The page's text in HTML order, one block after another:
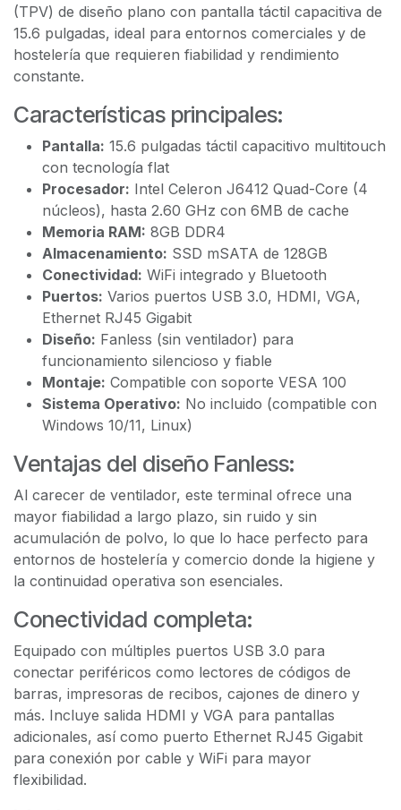
(TPV) de diseño plano con pantalla táctil capacitiva de
15.6 pulgadas, ideal para entornos comerciales y de
hostelería que requieren fiabilidad y rendimiento
constante.
Características principales:
Pantalla: 15.6 pulgadas táctil capacitivo multitouch
con tecnología flat
Procesador: Intel Celeron J6412 Quad-Core (4
núcleos), hasta 2.60 GHz con 6MB de cache
Memoria RAM: 8GB DDR4
Almacenamiento: SSD mSATA de 128GB
Conectividad: WiFi integrado y Bluetooth
Puertos: Varios puertos USB 3.0, HDMI, VGA,
Ethernet RJ45 Gigabit
Diseño: Fanless (sin ventilador) para
funcionamiento silencioso y fiable
Montaje: Compatible con soporte VESA 100
Sistema Operativo: No incluido (compatible con
Windows 10/11, Linux)
Ventajas del diseño Fanless:
Al carecer de ventilador, este terminal ofrece una
mayor fiabilidad a largo plazo, sin ruido y sin
acumulación de polvo, lo que lo hace perfecto para
entornos de hostelería y comercio donde la higiene y
la continuidad operativa son esenciales.
Conectividad completa:
Equipado con múltiples puertos USB 3.0 para
conectar periféricos como lectores de códigos de
barras, impresoras de recibos, cajones de dinero y
más. Incluye salida HDMI y VGA para pantallas
adicionales, así como puerto Ethernet RJ45 Gigabit
para conexión por cable y WiFi para mayor
flexibilidad.